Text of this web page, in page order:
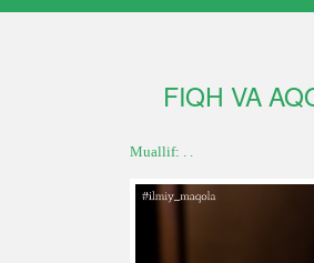
FIQH VA
Muallif: . .